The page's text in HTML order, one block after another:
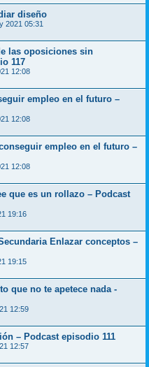
diseño
2021 05:31
las oposiciones sin
117
12:08
empleo en el futuro –
12:08
empleo en el futuro –
12:08
que es un rollazo – Podcast
19:16
Enlazar conceptos –
19:15
que no te apetece nada -
12:59
– Podcast episodio 111
12:57